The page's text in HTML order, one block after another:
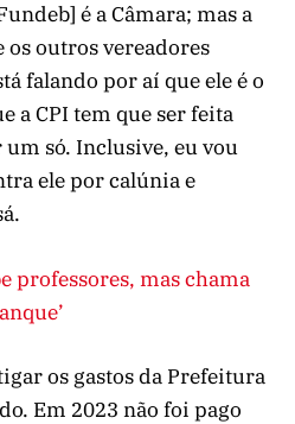
é a Câmara; mas a
os outros vereadores
falando por aí que ele é o
a CPI tem que ser feita
um só. Inclusive, eu vou
ele por calúnia e
professores, mas chama
os gastos da Prefeitura
Em 2023 não foi pago